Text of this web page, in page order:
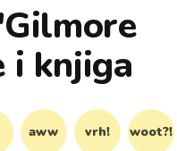
i knjiga
aww vrh! woot?!